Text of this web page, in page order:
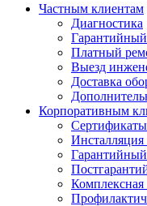
Частным клиентам
Диагностика
Платный
Выезд
Доставка
Корпоративным
Комплексная